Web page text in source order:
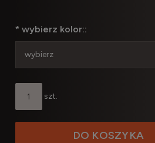
* wybierz kolor::
szt.
DO KOSZYKA